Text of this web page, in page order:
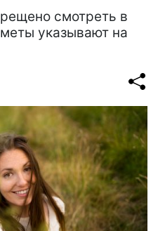
смотреть в
указывают на